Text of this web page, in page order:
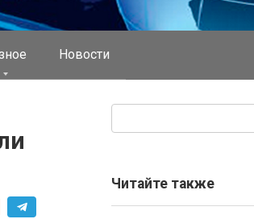
Новости
Читайте также